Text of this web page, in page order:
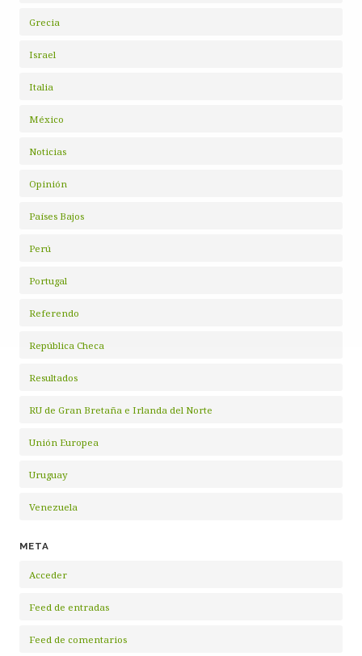
Grecia
Israel
Italia
México
Noticias
Opinión
Países Bajos
Perú
Portugal
Referendo
República Checa
Resultados
RU de Gran Bretaña e Irlanda del Norte
Unión Europea
Uruguay
Venezuela
META
Acceder
Feed de entradas
Feed de comentarios